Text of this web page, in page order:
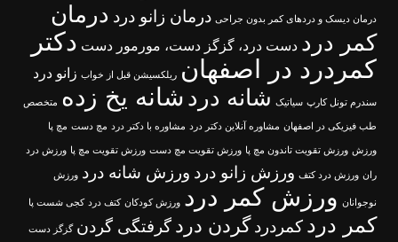
درمان دیسک و دردهای کمر بدون جراحی درمان زانو درد درمان
کمر درد دست درد، گزگز دست، مورمور دست دکتر
کمردرد در اصفهان ریلکسیشن قبل از خواب زانو درد
سندرم تونل کارپ سیاتیک شانه درد شانه یخ زده متخصص
طب فیزیکی در اصفهان مشاوره آنلاین دکتر درد مشاوره با دکتر درد مچ دست مچ پا
ورزش ورزش تقویت تاندون مچ پا ورزش تقویت مچ دست ورزش تقویت مچ پا ورزش درد
ران ورزش درد کتف ورزش زانو درد ورزش شانه درد ورزش
نوجوانان ورزش کمر درد ورزش کودکان کتف درد کجی شست پا
کمر درد کمردرد گردن درد گرفتگی گردن گزگز دست